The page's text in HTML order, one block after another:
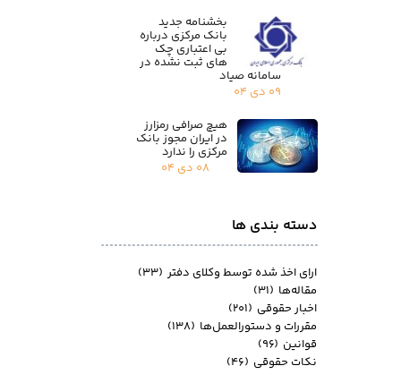
دسته بندی ها
بخشنامه جدید
بانک مرکزی درباره
بی اعتباری چک
های ثبت نشده در
سامانه صیاد
۰۹ دی ۰۴
هیچ صرافی رمزارز
در ایران مجوز بانک
مرکزی را ندارد
۰۸ دی ۰۴
ارای اخذ شده توسط وکلای دفتر (۳۳)
مقاله‌ها (۳۱)
اخبار حقوقی (۲۰۱)
مقررات و دستورالعمل‌ها (۱۳۸)
قوانین (۹۶)
نکات حقوقی (۴۶)